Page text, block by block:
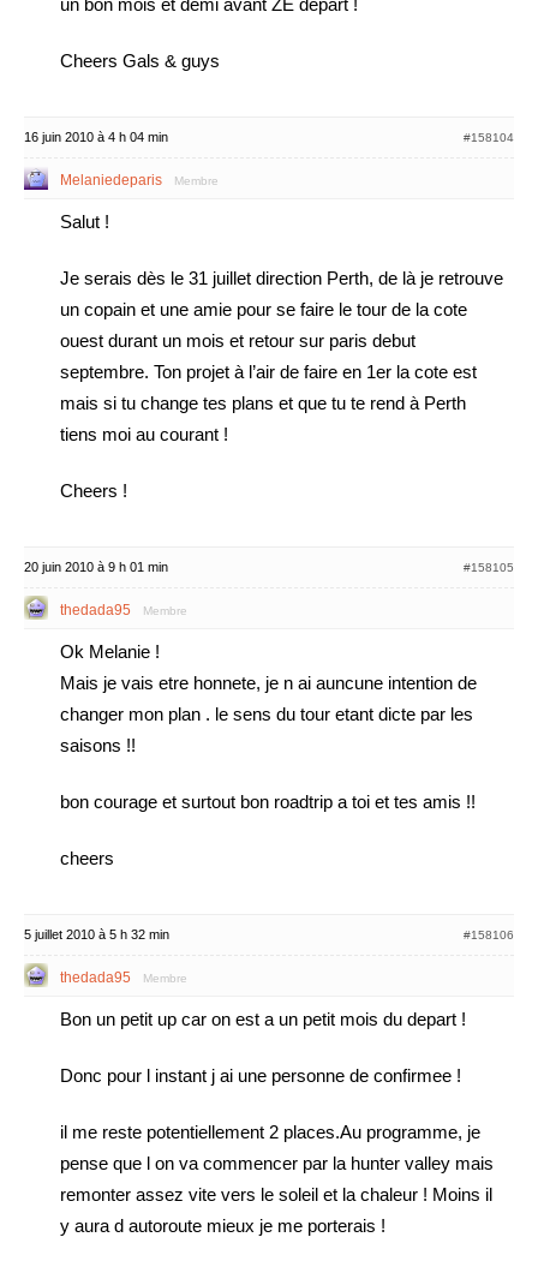
un bon mois et demi avant ZE depart !
Cheers Gals & guys
16 juin 2010 à 4 h 04 min #158104
Melaniedeparis Membre
Salut !
Je serais dès le 31 juillet direction Perth, de là je retrouve
un copain et une amie pour se faire le tour de la cote
ouest durant un mois et retour sur paris debut
septembre. Ton projet à l’air de faire en 1er la cote est
mais si tu change tes plans et que tu te rend à Perth
tiens moi au courant !
Cheers !
20 juin 2010 à 9 h 01 min #158105
thedada95 Membre
Ok Melanie !
Mais je vais etre honnete, je n ai auncune intention de
changer mon plan . le sens du tour etant dicte par les
saisons !!
bon courage et surtout bon roadtrip a toi et tes amis !!
cheers
5 juillet 2010 à 5 h 32 min #158106
thedada95 Membre
Bon un petit up car on est a un petit mois du depart !
Donc pour l instant j ai une personne de confirmee !
il me reste potentiellement 2 places.Au programme, je
pense que l on va commencer par la hunter valley mais
remonter assez vite vers le soleil et la chaleur ! Moins il
y aura d autoroute mieux je me porterais !